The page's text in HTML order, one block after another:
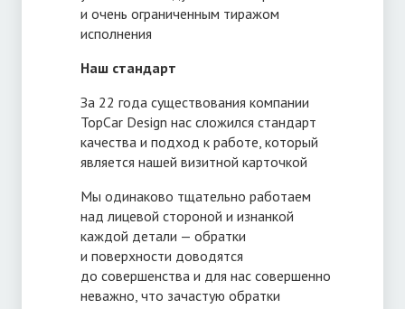
и очень ограниченным тиражом
исполнения
Наш стандарт
За 22 года существования компании
TopCar Design нас сложился стандарт
качества и подход к работе, который
является нашей визитной карточкой
Мы одинаково тщательно работаем
над лицевой стороной и изнанкой
каждой детали — обратки
и поверхности доводятся
до совершенства и для нас совершенно
неважно, что зачастую обратки